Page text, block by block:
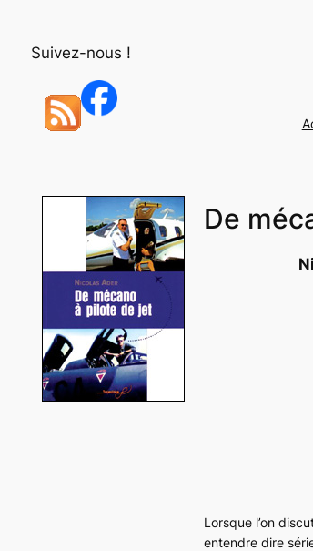
Suivez-nous !
De
Lorsque l’on
entendre dire